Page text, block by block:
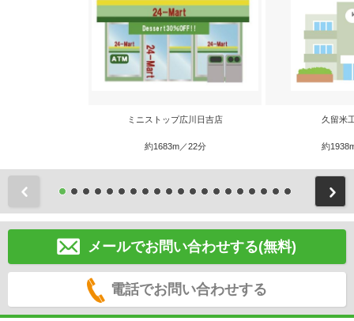
ミニストップ広川日吉店
約1683m／22分
久留米
約
メールでお問い合わせする(無料)
電話でお問い合わせする